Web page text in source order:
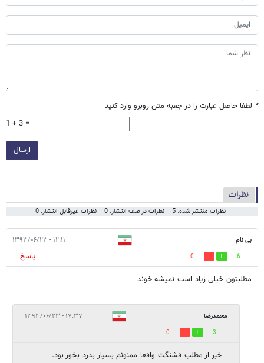
* لطفا حاصل عبارت را در جعبه متن روبرو وارد کنید
1 + 3 =
ارسال
نظرات
نظرات منتشر شده: 5 نظرات در صف انتشار: 0 نظرات غیرقابل انتشار: 0
بی نام ۱۲:۱۱ - ۱۳۹۳/۰۶/۲۳
6
0
پاسخ
مطلبتون خیلی زیاد است نمیشه خوند
محمدرضا ۱۷:۳۷ - ۱۳۹۳/۰۶/۲۳
3
0
خبر از مطلب قشنگت واقعا ممنونم بسیار بدرد بخور بود.